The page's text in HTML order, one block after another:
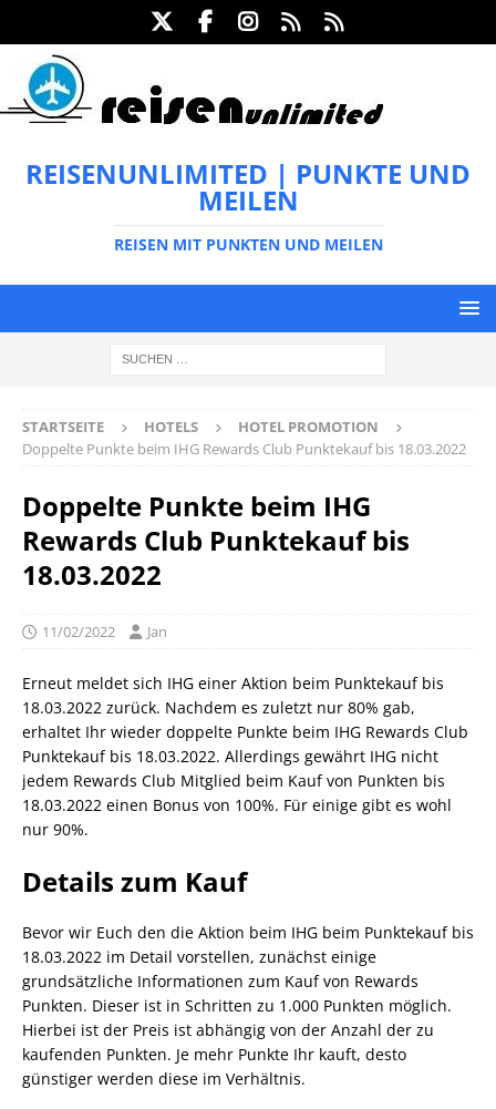
REISENUNLIMITED | PUNKTE UND
MEILEN
REISEN MIT PUNKTEN UND MEILEN
STARTSEITE HOTELS
HOTEL PROMOTION
Doppelte Punkte beim IHG Rewards Club Punktekauf bis 18.03.2022
Doppelte Punkte beim IHG
Rewards Club Punktekauf bis
18.03.2022
11/02/2022 Jan
Erneut meldet sich IHG einer Aktion beim Punktekauf bis
18.03.2022 zurück. Nachdem es zuletzt nur 80% gab,
erhaltet Ihr wieder doppelte Punkte beim IHG Rewards Club
Punktekauf bis 18.03.2022. Allerdings gewährt IHG nicht
jedem Rewards Club Mitglied beim Kauf von Punkten bis
18.03.2022 einen Bonus von 100%. Für einige gibt es wohl
nur 90%.
Details zum Kauf
Bevor wir Euch den die Aktion beim IHG beim Punktekauf bis
18.03.2022 im Detail vorstellen, zunächst einige
grundsätzliche Informationen zum Kauf von Rewards
Punkten. Dieser ist in Schritten zu 1.000 Punkten möglich.
Hierbei ist der Preis ist abhängig von der Anzahl der zu
kaufenden Punkten. Je mehr Punkte Ihr kauft, desto
günstiger werden diese im Verhältnis.